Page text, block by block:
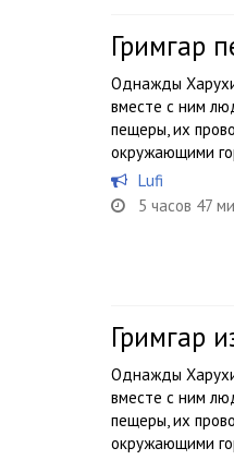
Гримгар
Однажды
вместе с ним
пещеры, их
окружающими
Lufi
5 часов 47
Гримгар
Однажды
вместе с ним
пещеры, их
окружающими